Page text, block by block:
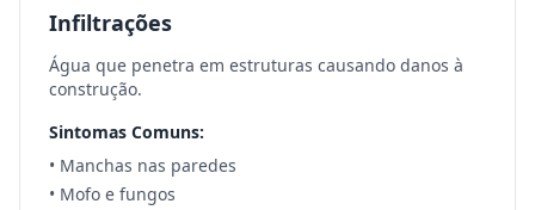
Infiltrações
Água que penetra em estruturas causando danos à
construção.
Sintomas Comuns:
• Manchas nas paredes
• Mofo e fungos